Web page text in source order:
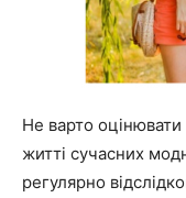
Не варто оцінювати
житті сучасних
регулярно